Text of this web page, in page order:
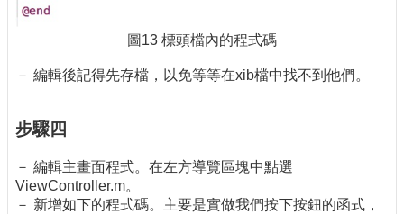
圖13 標頭檔內的程式碼
－ 編輯後記得先存檔，以免等等在xib檔中找不到他們。
步驟四
－ 編輯主畫面程式。在左方導覽區塊中點選
ViewController.m。
－ 新增如下的程式碼。主要是實做我們按下按鈕的函式，